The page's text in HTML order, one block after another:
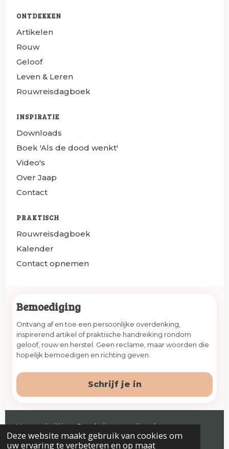
Deze website maakt gebruik van cookies om
uw ervaring te verbeteren en op maat
ONTDEKKEN
Artikelen
Rouw
Geloof
Leven & Leren
Rouwreisdagboek
INSPIRATIE
Downloads
Boek 'Als de dood wenkt'
Video's
Over Jaap
Contact
PRAKTISCH
Rouwreisdagboek
Kalender
Contact opnemen
Bemoediging
Ontvang af en toe een persoonlijke overdenking,
inspirerend artikel of praktische handreiking rondom
geloof, rouw en herstel. Geen reclame, maar woorden die
hopelijk bemoedigen en richting geven.
Schrijf je in
Veenendaal | jaap@prelude-counseling.nl
© 2026 Prelude. Alle rechten voorbehouden.